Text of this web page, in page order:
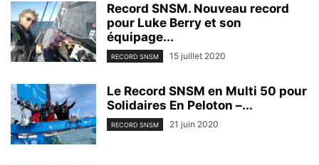
Record SNSM. Nouveau record
pour Luke Berry et son
équipage...
RECORD SNSM 15 juillet 2020
Le Record SNSM en Multi 50 pour
Solidaires En Peloton –...
RECORD SNSM 21 juin 2020